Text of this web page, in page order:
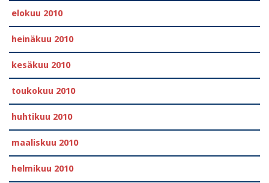
elokuu 2010
heinäkuu 2010
kesäkuu 2010
toukokuu 2010
huhtikuu 2010
maaliskuu 2010
helmikuu 2010